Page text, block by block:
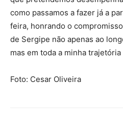
como passamos a fazer já a
feira, honrando o
de Sergipe não apenas ao
mas em toda a minha trajetória
Foto: Cesar Oliveira